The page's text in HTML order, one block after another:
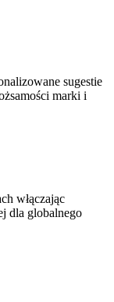
sugestie
marki i
włączając
dla globalnego